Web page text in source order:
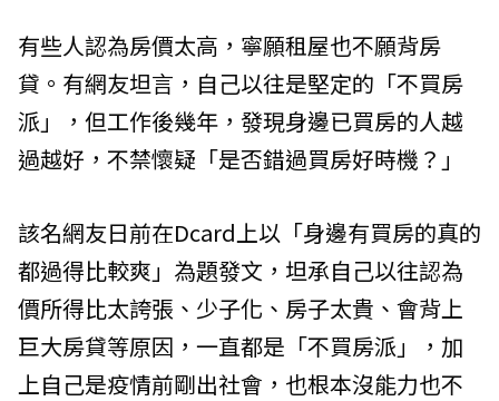
有些人認為房價太高，寧願租屋也不願背房
貸。有網友坦言，自己以往是堅定的「不買房
派」，但工作後幾年，發現身邊已買房的人越
過越好，不禁懷疑「是否錯過買房好時機？」
該名網友日前在Dcard上以「身邊有買房的真的
都過得比較爽」為題發文，坦承自己以往認為
價所得比太誇張、少子化、房子太貴、會背上
巨大房貸等原因，一直都是「不買房派」，加
上自己是疫情前剛出社會，也根本沒能力也不